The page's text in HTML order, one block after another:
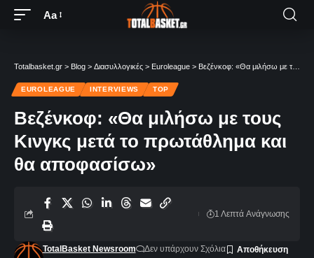
Aa
Totalbasket.gr > Blog > Διασυλλογικές > Euroleague > Βεζένκοφ: «Θα μιλήσω με τους Κινγκς μετά το πρωτάθλημα και θα αποφασίσω»
EUROLEAGUE INTERVIEWS TOP
Βεζένκοφ: «Θα μιλήσω με τους
Κινγκς μετά το πρωτάθλημα και
θα αποφασίσω»
TotalBasket Newsroom Δεν υπάρχουν Σχόλια
1 Λεπτά Aνάγνωσης